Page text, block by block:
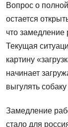
Вопрос о
остается
что
Текущая
картину
начинает
выгулять
Замедление
стало для